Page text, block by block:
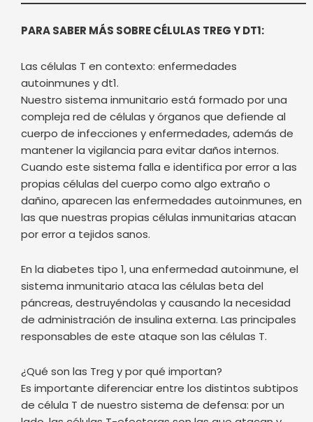
PARA SABER MÁS SOBRE CÉLULAS TREG Y DT1:
Las células T en contexto: enfermedades
autoinmunes y dt1.
Nuestro sistema inmunitario está formado por una
compleja red de células y órganos que defiende al
cuerpo de infecciones y enfermedades, además de
mantener la vigilancia para evitar daños internos.
Cuando este sistema falla e identifica por error a las
propias células del cuerpo como algo extraño o
dañino, aparecen las enfermedades autoinmunes, en
las que nuestras propias células inmunitarias atacan
por error a tejidos sanos.
En la diabetes tipo 1, una enfermedad autoinmune, el
sistema inmunitario ataca las células beta del
páncreas, destruyéndolas y causando la necesidad
de administración de insulina externa. Las principales
responsables de este ataque son las células T.
¿Qué son las Treg y por qué importan?
Es importante diferenciar entre los distintos subtipos
de célula T de nuestro sistema de defensa: por un